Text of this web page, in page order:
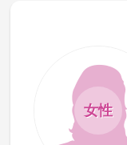
女性